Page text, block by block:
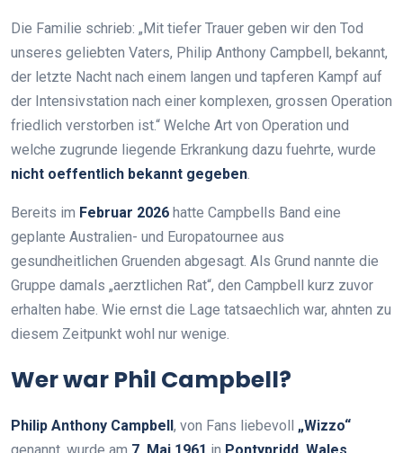
Die Familie schrieb: „Mit tiefer Trauer geben wir den Tod
unseres geliebten Vaters, Philip Anthony Campbell, bekannt,
der letzte Nacht nach einem langen und tapferen Kampf auf
der Intensivstation nach einer komplexen, grossen Operation
friedlich verstorben ist.“ Welche Art von Operation und
welche zugrunde liegende Erkrankung dazu fuehrte, wurde
nicht oeffentlich bekannt gegeben.
Bereits im Februar 2026 hatte Campbells Band eine
geplante Australien- und Europatournee aus
gesundheitlichen Gruenden abgesagt. Als Grund nannte die
Gruppe damals „aerztlichen Rat“, den Campbell kurz zuvor
erhalten habe. Wie ernst die Lage tatsaechlich war, ahnten zu
diesem Zeitpunkt wohl nur wenige.
Wer war Phil Campbell?
Philip Anthony Campbell , von Fans liebevoll „Wizzo“